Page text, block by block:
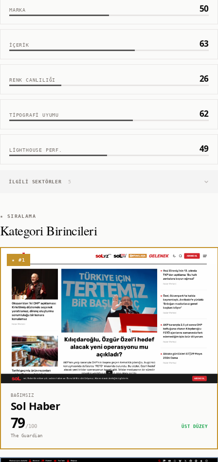
MARKA 50
İÇERIK 63
RENK CANLILIĞI 26
TIPOGRAFI UYUMU 62
LIGHTHOUSE PERF. 49
İLGILI SEKTÖRLER 5
★ SIRALAMA
Kategori Birincileri
★ #1
BAĞIMSIZ
Sol Haber
79/100
ÜST DÜZEY
The Guardian